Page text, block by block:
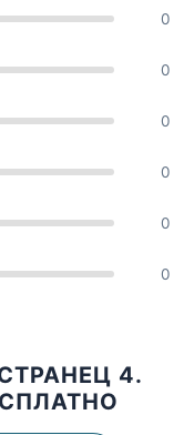
0
0
0
0
0
0
4.